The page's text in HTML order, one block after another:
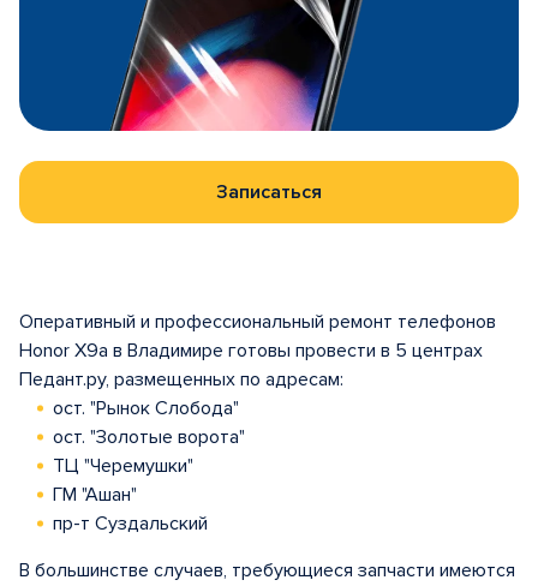
Записаться
Оперативный и профессиональный ремонт телефонов
Honor X9a в Владимире готовы провести в 5 центрах
Педант.ру, размещенных по адресам:
ост. "Рынок Слобода"
ост. "Золотые ворота"
ТЦ "Черемушки"
ГМ "Ашан"
пр-т Суздальский
В большинстве случаев, требующиеся запчасти имеются